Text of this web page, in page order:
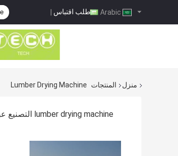
طلب اقتباس |
منزل المنتجات Lumber Drying Machine
lumber drying machine التصنيع عبر الإنترنت